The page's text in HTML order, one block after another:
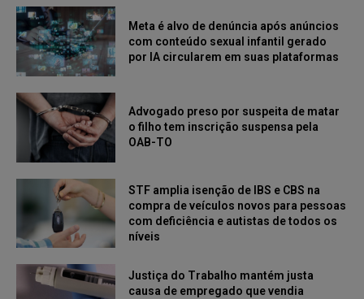
Meta é alvo de denúncia após anúncios
com conteúdo sexual infantil gerado
por IA circularem em suas plataformas
Advogado preso por suspeita de matar
o filho tem inscrição suspensa pela
OAB-TO
STF amplia isenção de IBS e CBS na
compra de veículos novos para pessoas
com deficiência e autistas de todos os
níveis
Justiça do Trabalho mantém justa
causa de empregado que vendia